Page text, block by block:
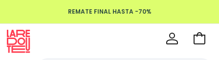
REMATE FINAL HASTA -70%
Ir